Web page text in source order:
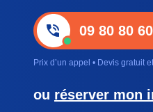
09 80 80
Prix d’un appel • Devis gratuit
ou réserver mon